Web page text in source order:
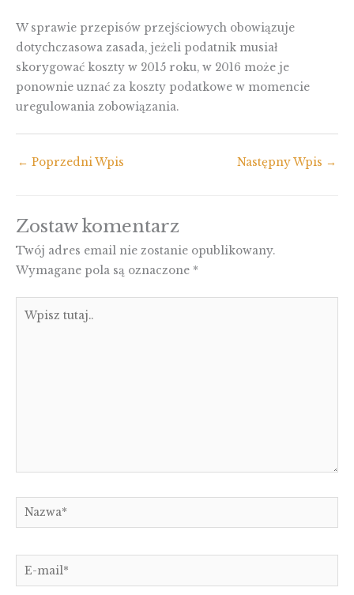
W sprawie przepisów przejściowych obowiązuje
dotychczasowa zasada, jeżeli podatnik musiał
skorygować koszty w 2015 roku, w 2016 może je
ponownie uznać za koszty podatkowe w momencie
uregulowania zobowiązania.
← Poprzedni Wpis Następny Wpis →
Zostaw komentarz
Twój adres email nie zostanie opublikowany.
Wymagane pola są oznaczone *
tutaj..
Nazwa*
E-
mail*